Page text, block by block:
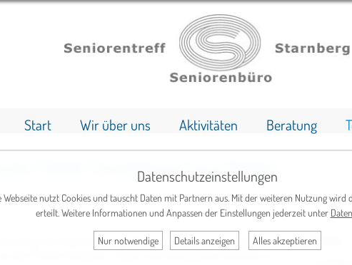
Start Wir über uns Aktivitäten Beratung
Tablet/Smartphone/neue Medien
die ehrenamtlichen Mitarbeiter/innen der Computer-
das Thema Computer, Tablet und Smartphone behilflich zu
Termin
Datenschutzeinstellungen
Webseite nutzt Cookies und tauscht Daten mit Partnern aus. Mit der weiteren Nutzung wird
erteilt. Weitere Informationen und Anpassen der Einstellungen jederzeit unter
Nur notwendige Details anzeigen Alles akzeptieren